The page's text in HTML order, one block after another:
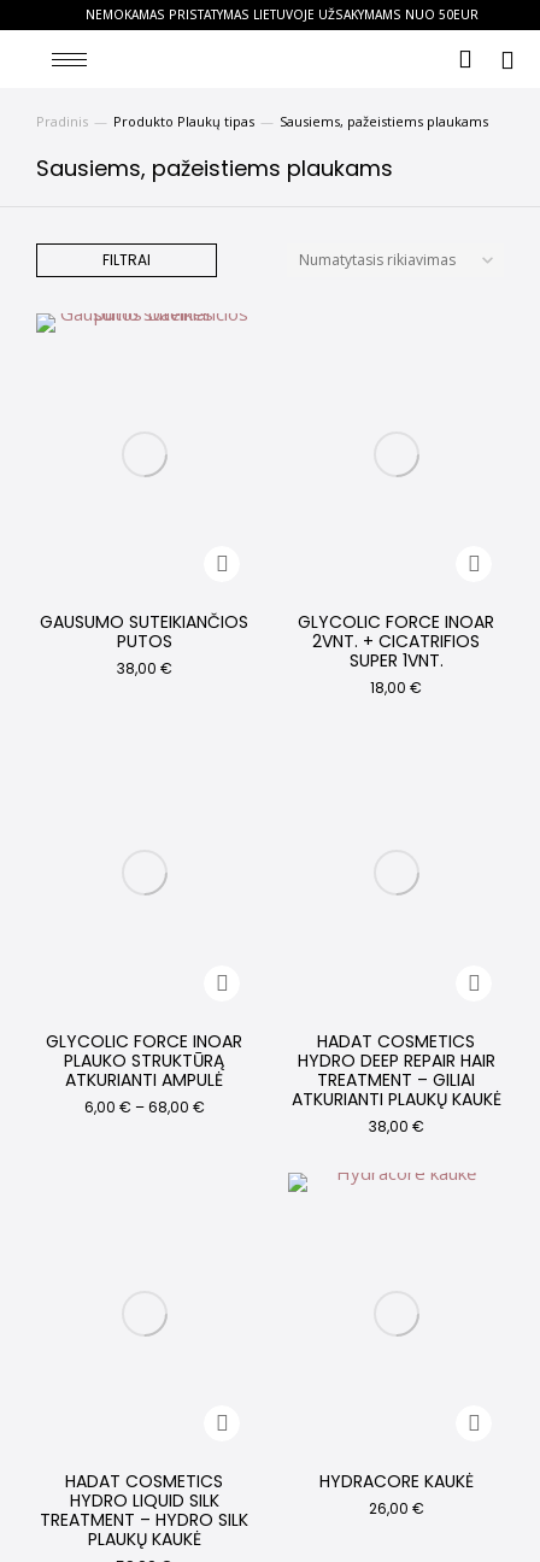
NEMOKAMAS PRISTATYMAS LIETUVOJE UŽSAKYMAMS NUO 50EUR
You are here:
Pradinis Produkto Plaukų tipas Sausiems, pažeistiems plaukams
Sausiems, pažeistiems plaukams
FILTRAI
GAUSUMO SUTEIKIANČIOS
PUTOS
38,00 €
GLYCOLIC FORCE INOAR
2VNT. + CICATRIFIOS
SUPER 1VNT.
18,00 €
GLYCOLIC FORCE INOAR
PLAUKO STRUKTŪRĄ
ATKURIANTI AMPULĖ
6,00 € –68,00 €
HADAT COSMETICS
HYDRO DEEP REPAIR HAIR
TREATMENT – GILIAI
ATKURIANTI PLAUKŲ KAUKĖ
38,00 €
HADAT COSMETICS
HYDRO LIQUID SILK
TREATMENT – HYDRO SILK
PLAUKŲ KAUKĖ
HYDRACORE KAUKĖ
26,00 €